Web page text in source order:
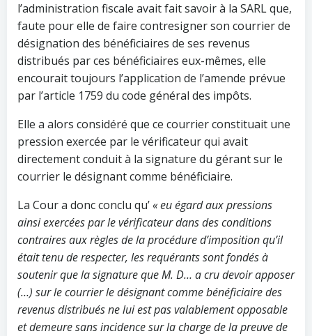
l’administration fiscale avait fait savoir à la SARL que,
faute pour elle de faire contresigner son courrier de
désignation des bénéficiaires de ses revenus
distribués par ces bénéficiaires eux-mêmes, elle
encourait toujours l’application de l’amende prévue
par l’article 1759 du code général des impôts.
Elle a alors considéré que ce courrier constituait une
pression exercée par le vérificateur qui avait
directement conduit à la signature du gérant sur le
courrier le désignant comme bénéficiaire.
La Cour a donc conclu qu’« eu égard aux pressions
ainsi exercées par le vérificateur dans des conditions
contraires aux règles de la procédure d’imposition qu’il
était tenu de respecter, les requérants sont fondés à
soutenir que la signature que M. D… a cru devoir apposer
(…) sur le courrier le désignant comme bénéficiaire des
revenus distribués ne lui est pas valablement opposable
et demeure sans incidence sur la charge de la preuve de